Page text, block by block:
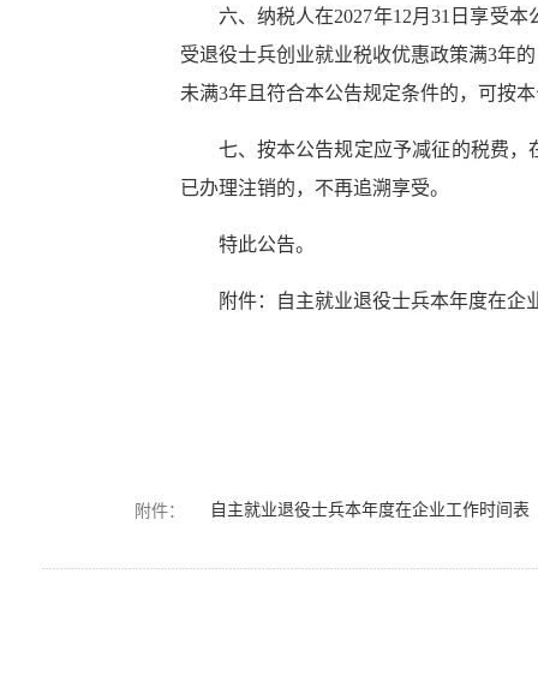
六、纳税人在2027年12月31日享受
受退役士兵创业就业税收优惠政策满3年
未满3年且符合本公告规定条件的，可按
七、按本公告规定应予减征的税费
已办理注销的，不再追溯享受。
特此公告。
附件：自主就业退役士兵本年度在企
附件： 自主就业退役士兵本年度在企业工作时间表